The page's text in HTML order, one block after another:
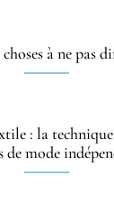
à ne pas
: la technique
de mode